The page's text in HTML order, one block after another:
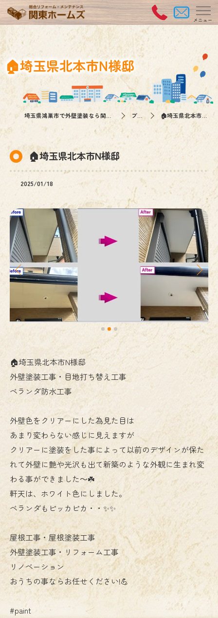
🏠埼玉県北本市N様邸
ブログ 🏠埼玉県北本市N様邸
🏠埼玉県北本市N様邸
2025/01/18
🏠埼玉県北本市N様邸
外壁塗装工事・目地打ち替え工事
ベランダ防水工事
外壁色をクリアーにした為見た目は
あまり変わらない感じに見えますが
クリアーに塗装をした事によって以前のデザインが保た
れて外壁に艶や光沢も出て新築のような外観に生まれ変
わる事ができました～☘️
軒天は、ホワイト色にしました。
ベランダもピッカピカ・・✨✨
屋根工事・屋根塗装工事
外壁塗装工事・リフォーム工事
リノベーション
おうちの事ならお任せください!💪
#paint